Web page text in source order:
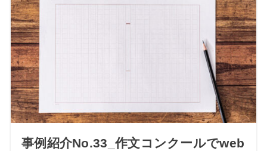
事例紹介No.33_作文コンクールでweb